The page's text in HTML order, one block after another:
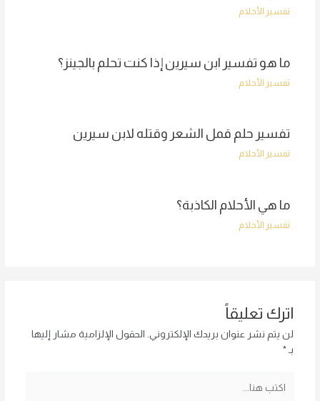
تفسير الأحلام
ما هو تفسير ابن سيرين إذا كنت تحلم بالجينز؟
تفسير الأحلام
تفسير حلم قمل الشعر وقتله لابن سيرين
تفسير الأحلام
ما هي الأحلام الكاذبة؟
تفسير الأحلام
اترك تعليقاً
لن يتم نشر عنوان بريدك الإلكتروني. الحقول الإلزامية مشار إليها
بـ *